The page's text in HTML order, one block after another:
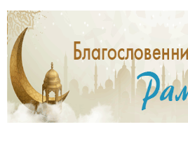
6
4
0
0